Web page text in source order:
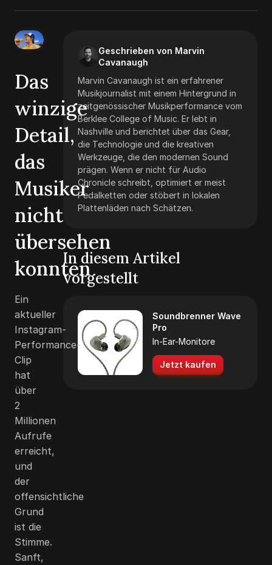
Geschrieben von Marvin
Cavanaugh
Marvin Cavanaugh ist ein erfahrener
Musikjournalist mit einem Hintergrund in
zeitgenössischer Musikperformance vom
Berklee College of Music. Er lebt in
Nashville und berichtet über das Gear,
die Technologie und die kreativen
Werkzeuge, die den modernen Sound
prägen. Wenn er nicht für Audio
Chronicle schreibt, optimiert er meist
Pedalketten oder stöbert in lokalen
Plattenläden nach Schätzen.
In diesem Artikel
vorgestellt
Soundbrenner Wave
Pro
In-Ear-Monitore
Jetzt kaufen
Das
winzige
Detail,
das
Musiker
nicht
übersehen
konnten
Ein
aktueller
Instagram-
Performance-
Clip
hat
über
2
Millionen
Aufrufe
erreicht,
und
der
offensichtliche
Grund
ist die
Stimme.
Sanft,